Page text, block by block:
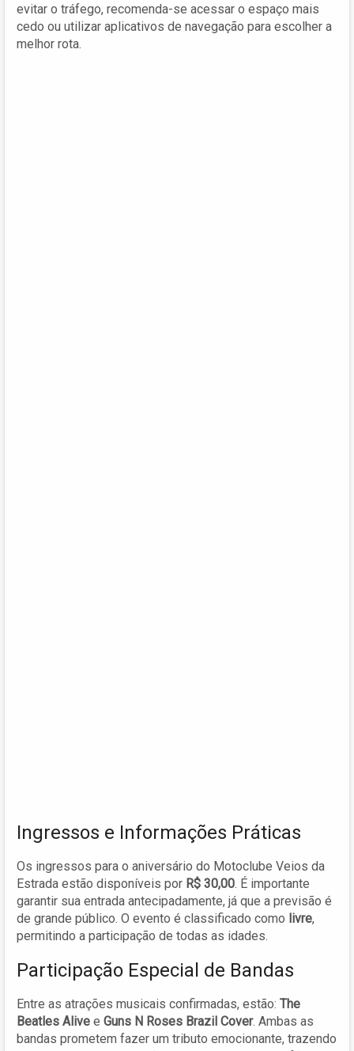
evitar o tráfego, recomenda-se acessar o espaço mais
cedo ou utilizar aplicativos de navegação para escolher a
melhor rota.
Ingressos e Informações Práticas
Os ingressos para o aniversário do Motoclube Veios da
Estrada estão disponíveis por R$ 30,00. É importante
garantir sua entrada antecipadamente, já que a previsão é
de grande público. O evento é classificado como livre,
permitindo a participação de todas as idades.
Participação Especial de Bandas
Entre as atrações musicais confirmadas, estão: The
Beatles Alive e Guns N Roses Brazil Cover. Ambas as
bandas prometem fazer um tributo emocionante, trazendo